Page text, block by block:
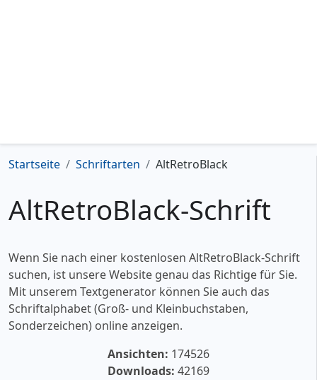
Startseite Schriftarten AltRetroBlack
AltRetroBlack-Schrift
Wenn Sie nach einer kostenlosen AltRetroBlack-Schrift
suchen, ist unsere Website genau das Richtige für Sie.
Mit unserem Textgenerator können Sie auch das
Schriftalphabet (Groß- und Kleinbuchstaben,
Sonderzeichen) online anzeigen.
Ansichten: 174526
Downloads: 42169